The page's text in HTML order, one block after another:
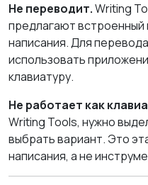
Не переводит.Writing
предлагают
написания. Для
использовать
клавиатуру.
Не работает как
Writing Tools, нужно
выбрать вариант. Это
написания, а не